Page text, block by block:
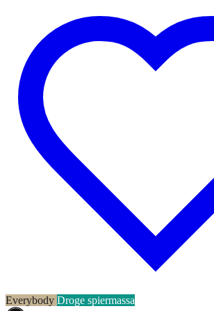
Everybody Droge spiermassa